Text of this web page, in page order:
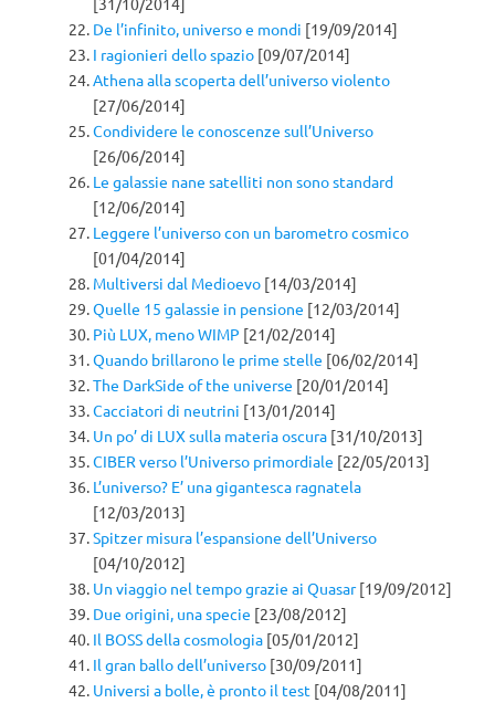
De l’infinito, universo e mondi [19/09/2014]
I ragionieri dello spazio [09/07/2014]
Athena alla scoperta dell’universo violento
[27/06/2014]
Condividere le conoscenze sull’Universo
[26/06/2014]
Le galassie nane satelliti non sono standard
[12/06/2014]
Leggere l’universo con un barometro cosmico
[01/04/2014]
Multiversi dal Medioevo [14/03/2014]
Quelle 15 galassie in pensione [12/03/2014]
Più LUX, meno WIMP [21/02/2014]
Quando brillarono le prime stelle [06/02/2014]
The DarkSide of the universe [20/01/2014]
Cacciatori di neutrini [13/01/2014]
Un po’ di LUX sulla materia oscura [31/10/2013]
CIBER verso l’Universo primordiale [22/05/2013]
L’universo? E’ una gigantesca ragnatela
[12/03/2013]
Spitzer misura l’espansione dell’Universo
[04/10/2012]
Un viaggio nel tempo grazie ai Quasar[19/09/2012]
Due origini, una specie [23/08/2012]
Il BOSS della cosmologia [05/01/2012]
Il gran ballo dell’universo [30/09/2011]
Universi a bolle, è pronto il test [04/08/2011]